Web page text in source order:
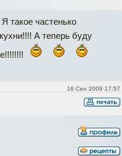
частенько
А теперь буду
16 Сен 2009 17:57